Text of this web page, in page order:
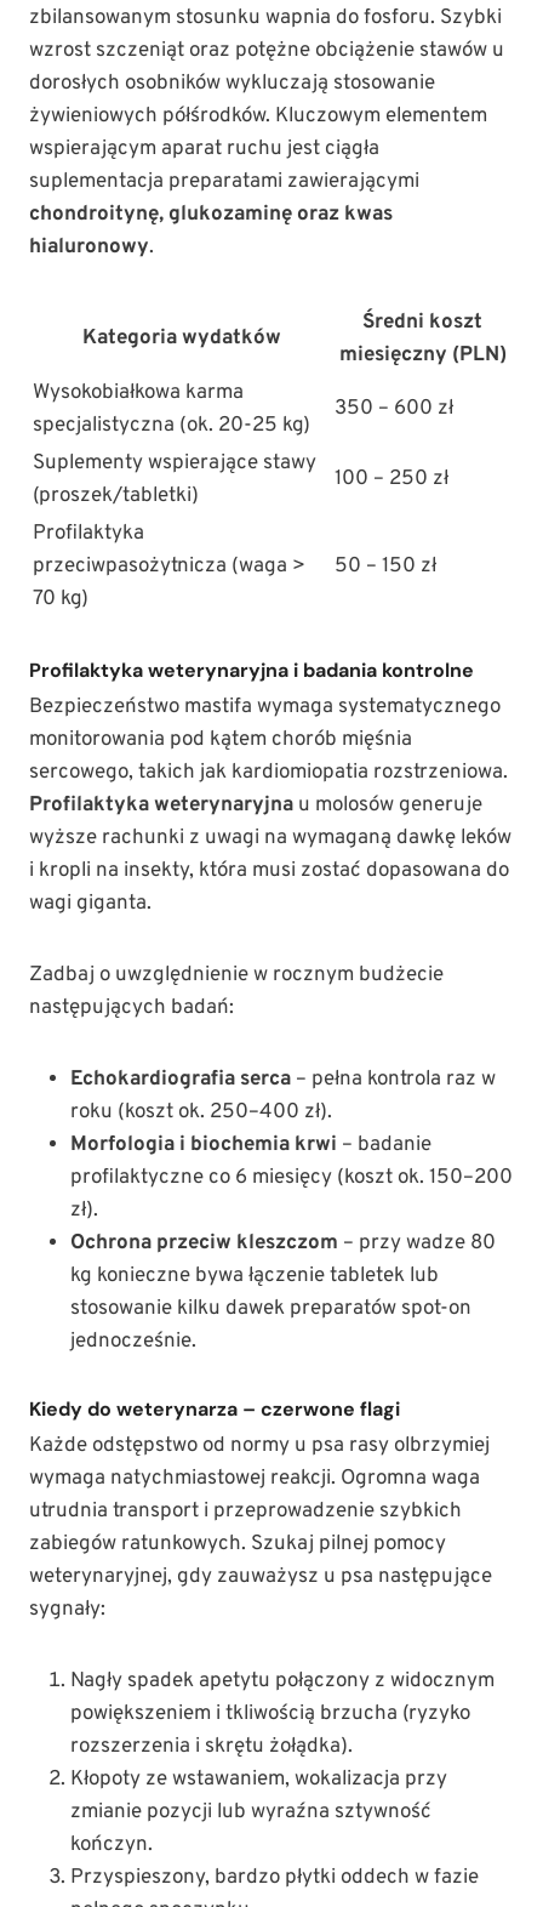
zbilansowanym stosunku wapnia do fosforu. Szybki
wzrost szczeniąt oraz potężne obciążenie stawów u
dorosłych osobników wykluczają stosowanie
żywieniowych półśrodków. Kluczowym elementem
wspierającym aparat ruchu jest ciągła
suplementacja preparatami zawierającymi
chondroitynę, glukozaminę oraz kwas
hialuronowy.
Kategoria wydatków
Średni koszt
miesięczny (PLN)
Wysokobiałkowa karma
specjalistyczna (ok. 20-25 kg)
350 – 600 zł
Suplementy wspierające stawy
(proszek/tabletki)
100 – 250 zł
Profilaktyka
przeciwpasożytnicza (waga >
70 kg)
50 – 150 zł
Profilaktyka weterynaryjna i badania kontrolne
Bezpieczeństwo mastifa wymaga systematycznego
monitorowania pod kątem chorób mięśnia
sercowego, takich jak kardiomiopatia rozstrzeniowa.
Profilaktyka weterynaryjna u molosów generuje
wyższe rachunki z uwagi na wymaganą dawkę leków
i kropli na insekty, która musi zostać dopasowana do
wagi giganta.
Zadbaj o uwzględnienie w rocznym budżecie
następujących badań:
Echokardiografia serca – pełna kontrola raz w
roku (koszt ok. 250–400 zł).
Morfologia i biochemia krwi – badanie
profilaktyczne co 6 miesięcy (koszt ok. 150–200
zł).
Ochrona przeciw kleszczom – przy wadze 80
kg konieczne bywa łączenie tabletek lub
stosowanie kilku dawek preparatów spot-on
jednocześnie.
Kiedy do weterynarza – czerwone flagi
Każde odstępstwo od normy u psa rasy olbrzymiej
wymaga natychmiastowej reakcji. Ogromna waga
utrudnia transport i przeprowadzenie szybkich
zabiegów ratunkowych. Szukaj pilnej pomocy
weterynaryjnej, gdy zauważysz u psa następujące
sygnały:
Nagły spadek apetytu połączony z widocznym
powiększeniem i tkliwością brzucha (ryzyko
rozszerzenia i skrętu żołądka).
Kłopoty ze wstawaniem, wokalizacja przy
zmianie pozycji lub wyraźna sztywność
kończyn.
Przyspieszony, bardzo płytki oddech w fazie